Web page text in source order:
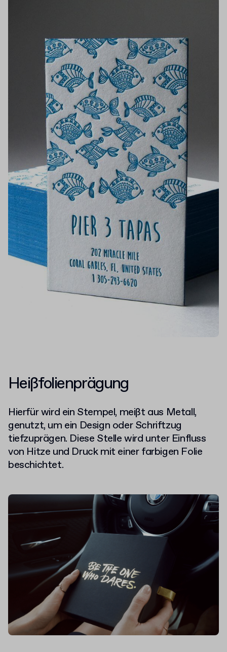
Heißfolienprägung
Hierfür wird ein Stempel, meißt aus Metall,
genutzt, um ein Design oder Schriftzug
tiefzuprägen. Diese Stelle wird unter Einfluss
von Hitze und Druck mit einer farbigen Folie
beschichtet.